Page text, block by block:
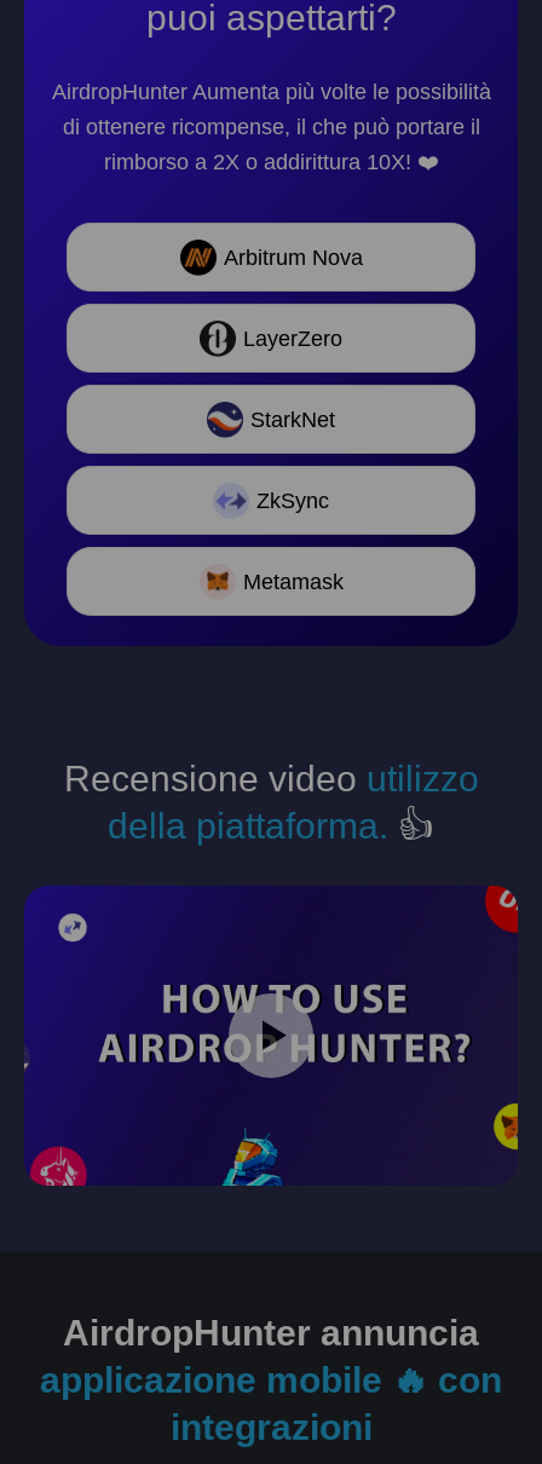
puoi aspettarti?
AirdropHunter Aumenta più volte le possibilità
di ottenere ricompense, il che può portare il
rimborso a 2X o addirittura 10X! ❤️
Arbitrum Nova
LayerZero
StarkNet
ZkSync
Metamask
Recensione video utilizzo
della piattaforma. 👍
AirdropHunter annuncia
applicazione mobile 🔥 con
integrazioni